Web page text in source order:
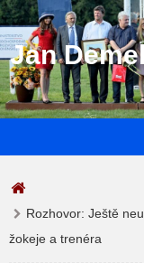
Jan
Rozhovor: Ještě
žokeje a trenéra